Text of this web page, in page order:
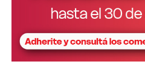
Ese mismo día estuvo el
quien el defensor Varela
alcances y condiciones de
Síndrome de Rett.